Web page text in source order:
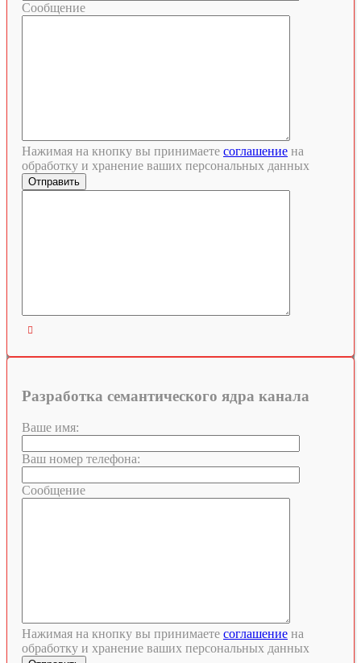
Сообщение
Нажимая на кнопку вы принимаете соглашение на
обработку и хранение ваших персональных данных

Разработка семантического ядра канала
Ваше имя:
Ваш номер телефона:
Сообщение
Нажимая на кнопку вы принимаете соглашение на
обработку и хранение ваших персональных данных